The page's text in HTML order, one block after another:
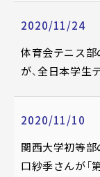
2020/11/24
体育会テニス部
が、全日本学生
2020/11/10
関西大学初等部
口紗季さんが「